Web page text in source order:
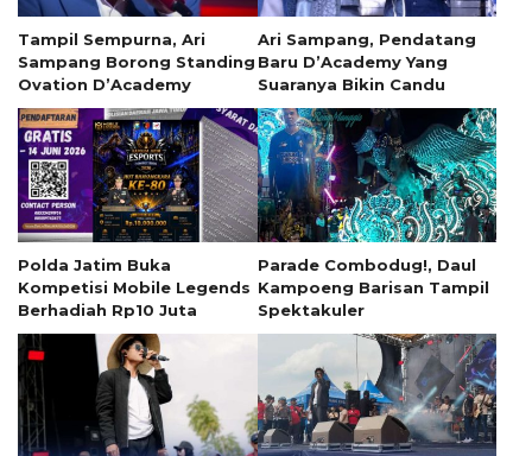
Tampil Sempurna, Ari
Sampang Borong Standing
Ovation D’Academy
Ari Sampang, Pendatang
Baru D’Academy Yang
Suaranya Bikin Candu
Polda Jatim Buka
Kompetisi Mobile Legends
Berhadiah Rp10 Juta
Parade Combodug!, Daul
Kampoeng Barisan Tampil
Spektakuler